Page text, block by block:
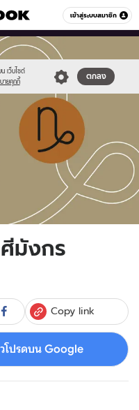
เข้าสู่ระบบสมาชิก
หมวดอื่นๆ
เว็บไซต์
ายคุกกี้
ตกลง
มังกร
Copy link
โปรดบน Google